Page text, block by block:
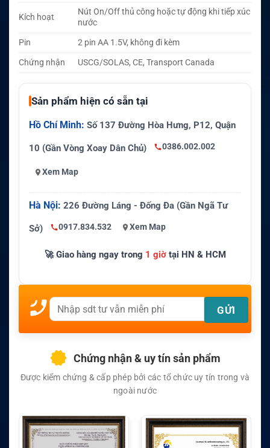
Kích hoạt
Nút On/Off thủ công hoặc tự động khi tiếp xúc
nước
Pin
2 pin AA 1.5V, không đi kèm
Chứng nhận
USCG/SOLAS, CE, Transport Canada
Sản phẩm hiện có sẵn tại
Hồ Chí Minh: Số 137 Đường Hòa Hưng, P12, Quận
10 (Gần Vòng Xoay Dân Chủ) 0386.002.002
Xem Map
Hà Nội: 226 Đường Láng - Đống Đa (Gần Ngã Tư
Sở) 0917.834.532 Xem Map
🚀 Giao hàng ngay trong 1 giờtại HN & HCM
Chứng nhận & uy tín sản phẩm
Được kiểm chứng & cấp phép bởi các tổ chức uy tín trong và
ngoài nước